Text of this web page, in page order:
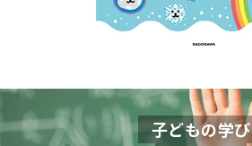
子どもの学び